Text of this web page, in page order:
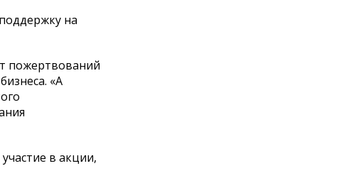
на
пожертвований
«А
в акции,